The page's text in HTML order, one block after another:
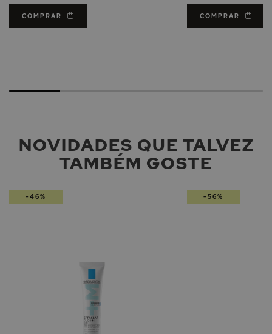
COMPRAR COMPRAR
NOVIDADES QUE TALVEZ
TAMBÉM GOSTE
-46% -56%